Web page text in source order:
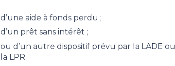
d’une aide à fonds perdu ;
d’un prêt sans intérêt ;
ou d’un autre dispositif prévu par la LADE ou
la LPR.